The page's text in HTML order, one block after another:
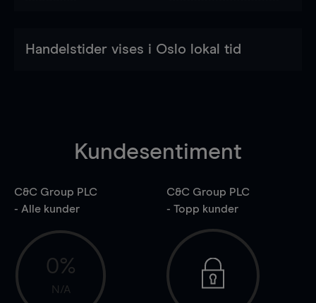
Handelstider vises i Oslo lokal tid
Kundesentiment
C&C Group PLC
- Alle kunder
0%
N/A
C&C Group PLC
- Topp kunder